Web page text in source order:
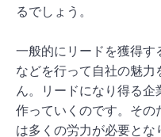
るでしょう。
一般的にリードを獲得す
などを行って自社の魅
ん。リードになり得る
作っていくのです。その
は多くの労力が必要とな